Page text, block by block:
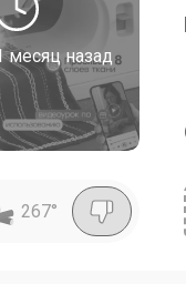
месяц назад
267°